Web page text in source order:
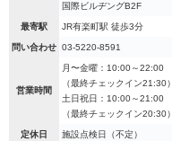
国際ビルヂングB2F
最寄駅 JR有楽町駅 徒歩3分
問い合わせ 03-5220-8591
営業時間
月〜金曜：10:00～22:00
（最終チェックイン21:30）
土日祝日：10:00～21:00
（最終チェックイン20:30）
定休日 施設点検日（不定）